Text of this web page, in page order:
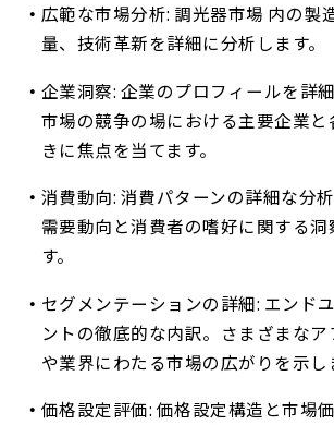
広範な市場分析: 調光器市場 内の製
量、技術革新を詳細に分析します。
企業洞察: 企業のプロフィールを詳
市場の競争の場における主要企業
きに焦点を当てます。
消費動向: 消費パターンの詳細な分
需要動向と消費者の嗜好に関する洞
す。
セグメンテーションの詳細: エンド
ントの徹底的な内訳。さまざまな
や業界にわたる市場の広がりを示し
価格設定評価: 価格設定構造と市場